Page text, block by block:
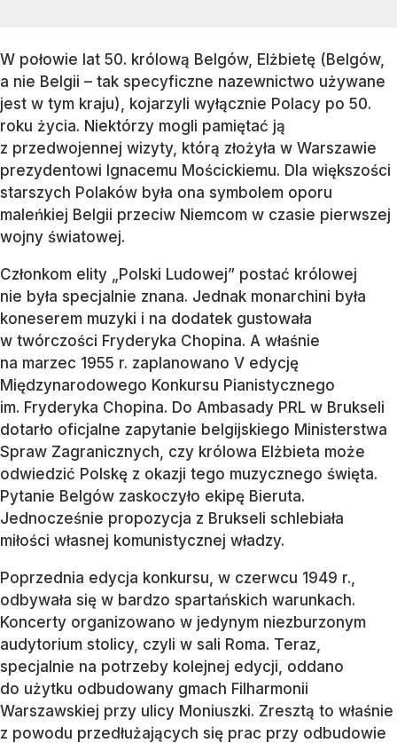
W połowie lat 50. królową Belgów, Elżbietę (Belgów,
a nie Belgii – tak specyficzne nazewnictwo używane
jest w tym kraju), kojarzyli wyłącznie Polacy po 50.
roku życia. Niektórzy mogli pamiętać ją
z przedwojennej wizyty, którą złożyła w Warszawie
prezydentowi Ignacemu Mościckiemu. Dla większości
starszych Polaków była ona symbolem oporu
maleńkiej Belgii przeciw Niemcom w czasie pierwszej
wojny światowej.
Członkom elity „Polski Ludowej” postać królowej
nie była specjalnie znana. Jednak monarchini była
koneserem muzyki i na dodatek gustowała
w twórczości Fryderyka Chopina. A właśnie
na marzec 1955 r. zaplanowano V edycję
Międzynarodowego Konkursu Pianistycznego
im. Fryderyka Chopina. Do Ambasady PRL w Brukseli
dotarło oficjalne zapytanie belgijskiego Ministerstwa
Spraw Zagranicznych, czy królowa Elżbieta może
odwiedzić Polskę z okazji tego muzycznego święta.
Pytanie Belgów zaskoczyło ekipę Bieruta.
Jednocześnie propozycja z Brukseli schlebiała
miłości własnej komunistycznej władzy.
Poprzednia edycja konkursu, w czerwcu 1949 r.,
odbywała się w bardzo spartańskich warunkach.
Koncerty organizowano w jedynym niezburzonym
audytorium stolicy, czyli w sali Roma. Teraz,
specjalnie na potrzeby kolejnej edycji, oddano
do użytku odbudowany gmach Filharmonii
Warszawskiej przy ulicy Moniuszki. Zresztą to właśnie
z powodu przedłużających się prac przy odbudowie